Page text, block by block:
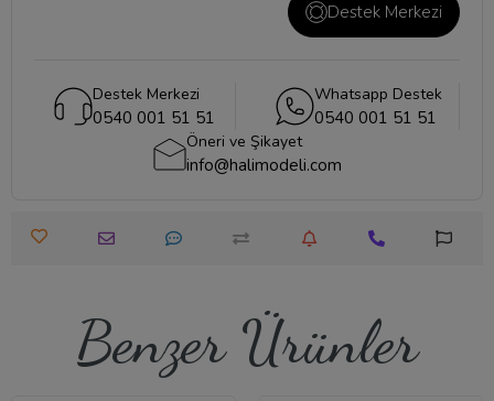
Destek Merkezi
Destek Merkezi
0540 001 51 51
Whatsapp Destek
0540 001 51 51
Öneri ve Şikayet
info@halimodeli.com
Benzer Ürünler